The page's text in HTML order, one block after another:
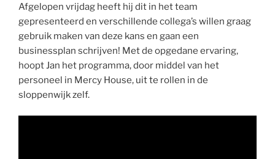
Afgelopen vrijdag heeft hij dit in het team
gepresenteerd en verschillende collega’s willen graag
gebruik maken van deze kans en gaan een
businessplan schrijven! Met de opgedane ervaring,
hoopt Jan het programma, door middel van het
personeel in Mercy House, uit te rollen in de
sloppenwijk zelf.